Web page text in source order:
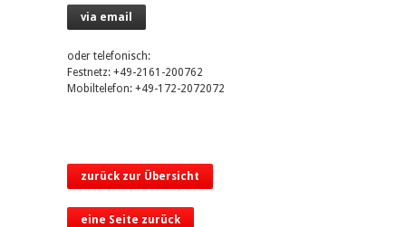
via email
oder telefonisch:
Festnetz: +49-2161-200762
Mobiltelefon: +49-172-2072072
zurück zur Übersicht
eine Seite zurück